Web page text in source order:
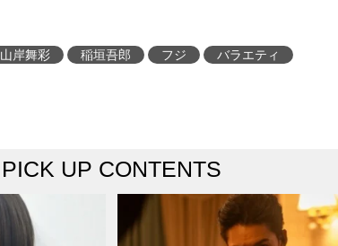
山岸舞彩 稲垣吾郎 フジ バラエティ
PICK UP CONTENTS